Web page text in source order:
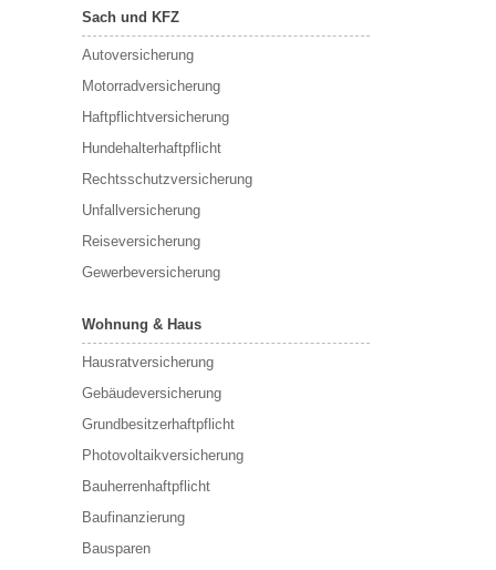
Sach und KFZ
Autoversicherung
Motorradversicherung
Haftpflichtversicherung
Hundehalterhaftpflicht
Rechtsschutzversicherung
Unfallversicherung
Reiseversicherung
Gewerbeversicherung
Wohnung & Haus
Hausratversicherung
Gebäudeversicherung
Grundbesitzerhaftpflicht
Photovoltaikversicherung
Bauherrenhaftpflicht
Baufinanzierung
Bausparen